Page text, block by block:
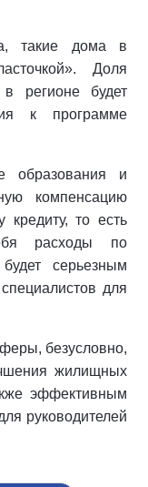
такие дома в
Доля
в регионе будет
к программе
образования и
компенсацию
кредиту, то есть
расходы по
серьезным
для
безусловно,
жилищных
эффективным
руководителей